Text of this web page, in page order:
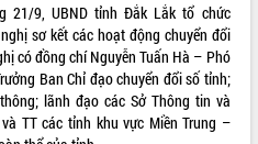
21/9, UBND tỉnh Đắk Lắk tổ chức
sơ kết các hoạt động chuyển đổi
có đồng chí Nguyễn Tuấn Hà – Phó
Ban Chỉ đạo chuyển đổi số tỉnh;
lãnh đạo các Sở Thông tin và
TT các tỉnh khu vực Miền Trung –